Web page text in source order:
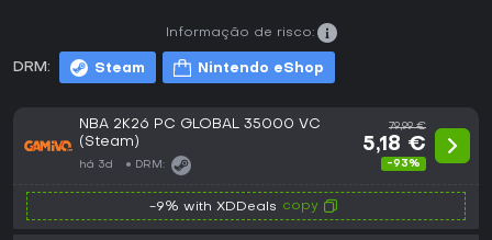
DRM: Steam Nintendo eShop
Informação de risco:
NBA 2K26 PC GLOBAL 35000 VC
(Steam)
há 3d DRM:
79,99 €
5,18 €
-93%
-9% with XDDeals copy